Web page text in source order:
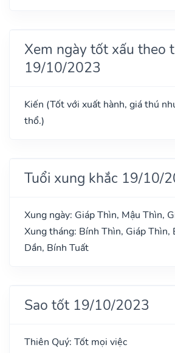
Xem ngày tốt xấu theo
19/10/2023
Kiến (Tốt với xuất hành, giá thú
thổ.)
Tuổi xung khắc 19/10/
Xung ngày: Giáp Thìn, Mậu Thìn,
Xung tháng: Bính Thìn, Giáp Thìn,
Dần, Bính Tuất
Sao tốt 19/10/2023
Thiên Quý: Tốt mọi việc